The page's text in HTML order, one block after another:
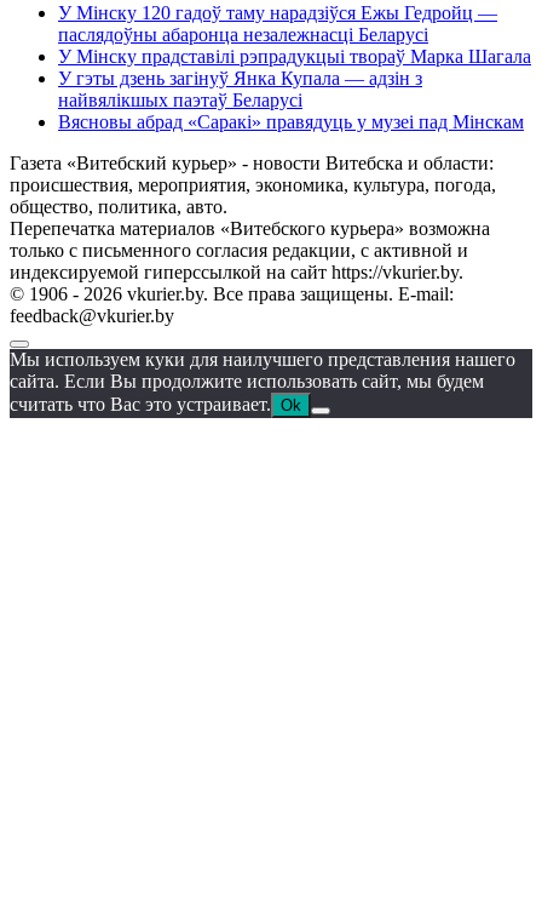
У Мінску 120 гадоў таму нарадзіўся Ежы Гедройц —
паслядоўны абаронца незалежнасці Беларусі
У Мінску прадставілі рэпрадукцыі твораў Марка Шагала
У гэты дзень загінуў Янка Купала — адзін з
найвялікшых паэтаў Беларусі
Вясновы абрад «Саракі» правядуць у музеі пад Мінскам
Газета «Витебский курьер» - новости Витебска и области:
происшествия, мероприятия, экономика, культура, погода,
общество, политика, авто.
Перепечатка материалов «Витебского курьера» возможна
только с письменного согласия редакции, с активной и
индексируемой гиперссылкой на сайт https://vkurier.by.
© 1906 - 2026 vkurier.by. Все права защищены. E-mail:
feedback@vkurier.by
Мы используем куки для наилучшего представления нашего
сайта. Если Вы продолжите использовать сайт, мы будем
считать что Вас это устраивает. Ok